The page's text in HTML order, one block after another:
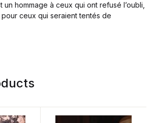
un hommage à ceux qui ont refusé l’oubli,
ceux qui seraient tentés de